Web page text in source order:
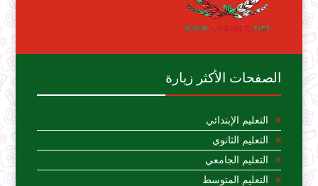
الصفحات الأكثر زيارة
التعليم الإبتدائي
التعليم الثانوي
التعليم الجامعي
التعليم المتوسط